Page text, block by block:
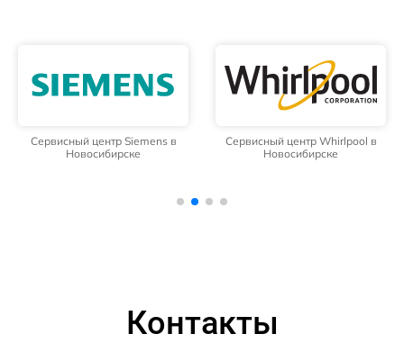
Сервисный центр Siemens в
Новосибирске
Сервисный центр Whirlpool в
Новосибирске
Контакты